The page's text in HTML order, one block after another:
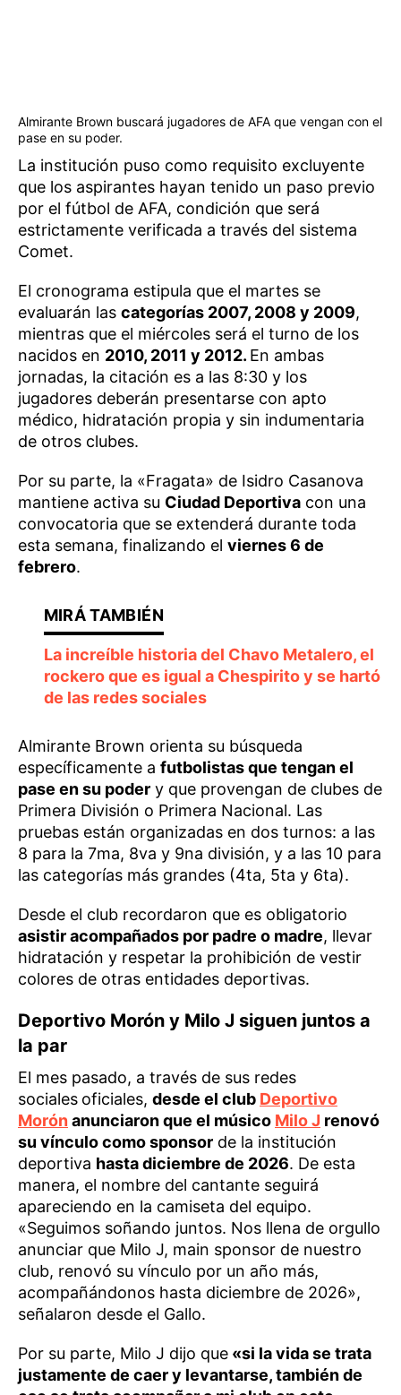
Almirante Brown buscará jugadores de AFA que vengan con el
pase en su poder.
La institución puso como requisito excluyente
que los aspirantes hayan tenido un paso previo
por el fútbol de AFA, condición que será
estrictamente verificada a través del sistema
Comet.
El cronograma estipula que el martes se
evaluarán las categorías 2007, 2008 y 2009,
mientras que el miércoles será el turno de los
nacidos en 2010, 2011 y 2012. En ambas
jornadas, la citación es a las 8:30 y los
jugadores deberán presentarse con apto
médico, hidratación propia y sin indumentaria
de otros clubes.
Por su parte, la «Fragata» de Isidro Casanova
mantiene activa su Ciudad Deportiva con una
convocatoria que se extenderá durante toda
esta semana, finalizando el viernes 6 de
febrero.
La increíble historia del Chavo Metalero, el
rockero que es igual a Chespirito y se hartó
de las redes sociales
Almirante Brown orienta su búsqueda
específicamente a futbolistas que tengan el
pase en su poder y que provengan de clubes de
Primera División o Primera Nacional. Las
pruebas están organizadas en dos turnos: a las
8 para la 7ma, 8va y 9na división, y a las 10 para
las categorías más grandes (4ta, 5ta y 6ta).
Desde el club recordaron que es obligatorio
asistir acompañados por padre o madre, llevar
hidratación y respetar la prohibición de vestir
colores de otras entidades deportivas.
Deportivo Morón y Milo J siguen juntos a
la par
El mes pasado, a través de sus redes
sociales oficiales, desde el club Deportivo
Morónanunciaron que el músico Milo J renovó
su vínculo como sponsor de la institución
deportiva hasta diciembre de 2026. De esta
manera, el nombre del cantante seguirá
apareciendo en la camiseta del equipo.
«Seguimos soñando juntos. Nos llena de orgullo
anunciar que Milo J, main sponsor de nuestro
club, renovó su vínculo por un año más,
acompañándonos hasta diciembre de 2026»,
señalaron desde el Gallo.
Por su parte, Milo J dijo que «si la vida se trata
justamente de caer y levantarse, también de